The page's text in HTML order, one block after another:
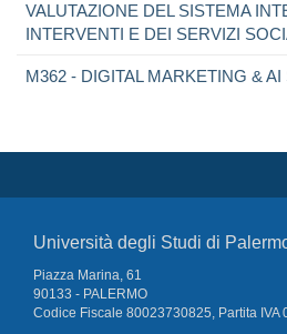
VALUTAZIONE DEL SISTEMA
INTERVENTI E DEI SERVIZI
M362 - DIGITAL MARKETING &
Università degli Studi di
Piazza Marina, 61
90133 - PALERMO
Codice Fiscale 80023730825, Partita IVA